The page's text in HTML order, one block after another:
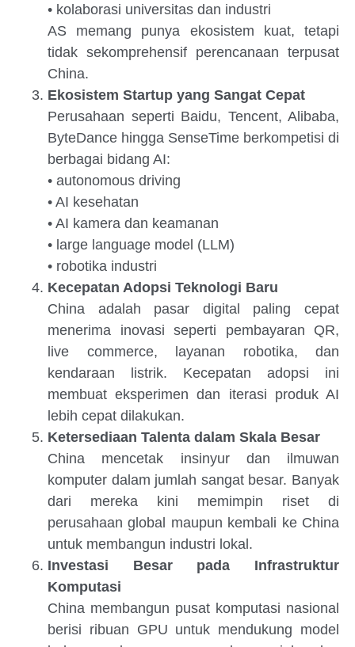
• kolaborasi universitas dan industri
AS memang punya ekosistem kuat, tetapi
tidak sekomprehensif perencanaan terpusat
China.
Ekosistem Startup yang Sangat Cepat
Perusahaan seperti Baidu, Tencent, Alibaba,
ByteDance hingga SenseTime berkompetisi di
berbagai bidang AI:
• autonomous driving
• AI kesehatan
• AI kamera dan keamanan
• large language model (LLM)
• robotika industri
Kecepatan Adopsi Teknologi Baru
China adalah pasar digital paling cepat
menerima inovasi seperti pembayaran QR,
live commerce, layanan robotika, dan
kendaraan listrik. Kecepatan adopsi ini
membuat eksperimen dan iterasi produk AI
lebih cepat dilakukan.
Ketersediaan Talenta dalam Skala Besar
China mencetak insinyur dan ilmuwan
komputer dalam jumlah sangat besar. Banyak
dari mereka kini memimpin riset di
perusahaan global maupun kembali ke China
untuk membangun industri lokal.
Investasi Besar pada Infrastruktur
Komputasi
China membangun pusat komputasi nasional
berisi ribuan GPU untuk mendukung model